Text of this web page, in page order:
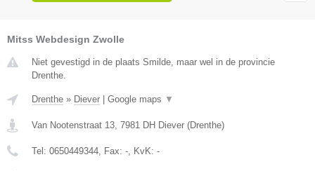
Mitss Webdesign Zwolle
Niet gevestigd in de plaats Smilde, maar wel in de provincie
Drenthe.
Drenthe » Diever Google maps ▼
Van Nootenstraat 13, 7981 DH Diever (Drenthe)
Tel: 0650449344, Fax: -, KvK: -